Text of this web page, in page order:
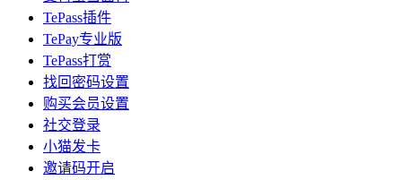
TePass插件
TePay专业版
TePass打赏
找回密码设置
购买会员设置
社交登录
小猫发卡
邀请码开启